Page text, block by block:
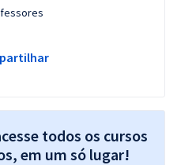
todos os cursos
em um só lugar!